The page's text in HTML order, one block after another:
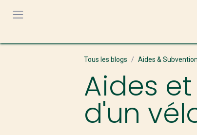
Tous les blogs Aides &
Aides
d'un